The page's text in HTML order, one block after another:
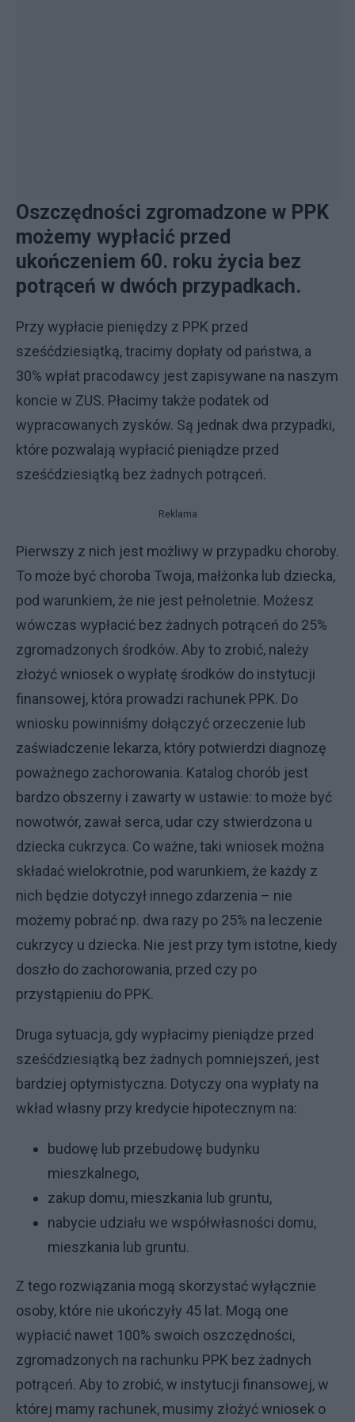
Oszczędności zgromadzone w PPK
możemy wypłacić przed
ukończeniem 60. roku życia bez
potrąceń w dwóch przypadkach.
Przy wypłacie pieniędzy z PPK przed
sześćdziesiątką, tracimy dopłaty od państwa, a
30% wpłat pracodawcy jest zapisywane na naszym
koncie w ZUS. Płacimy także podatek od
wypracowanych zysków. Są jednak dwa przypadki,
które pozwalają wypłacić pieniądze przed
sześćdziesiątką bez żadnych potrąceń.
Reklama
Pierwszy z nich jest możliwy w przypadku choroby.
To może być choroba Twoja, małżonka lub dziecka,
pod warunkiem, że nie jest pełnoletnie. Możesz
wówczas wypłacić bez żadnych potrąceń do 25%
zgromadzonych środków. Aby to zrobić, należy
złożyć wniosek o wypłatę środków do instytucji
finansowej, która prowadzi rachunek PPK. Do
wniosku powinniśmy dołączyć orzeczenie lub
zaświadczenie lekarza, który potwierdzi diagnozę
poważnego zachorowania. Katalog chorób jest
bardzo obszerny i zawarty w ustawie: to może być
nowotwór, zawał serca, udar czy stwierdzona u
dziecka cukrzyca. Co ważne, taki wniosek można
składać wielokrotnie, pod warunkiem, że każdy z
nich będzie dotyczył innego zdarzenia – nie
możemy pobrać np. dwa razy po 25% na leczenie
cukrzycy u dziecka. Nie jest przy tym istotne, kiedy
doszło do zachorowania, przed czy po
przystąpieniu do PPK.
Druga sytuacja, gdy wypłacimy pieniądze przed
sześćdziesiątką bez żadnych pomniejszeń, jest
bardziej optymistyczna. Dotyczy ona wypłaty na
wkład własny przy kredycie hipotecznym na:
budowę lub przebudowę budynku
mieszkalnego,
zakup domu, mieszkania lub gruntu,
nabycie udziału we współwłasności domu,
mieszkania lub gruntu.
Z tego rozwiązania mogą skorzystać wyłącznie
osoby, które nie ukończyły 45 lat. Mogą one
wypłacić nawet 100% swoich oszczędności,
zgromadzonych na rachunku PPK bez żadnych
potrąceń. Aby to zrobić, w instytucji finansowej, w
której mamy rachunek, musimy złożyć wniosek o